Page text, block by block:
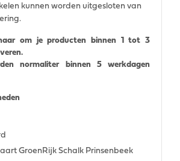
kunnen worden uitgesloten van
om je producten binnen 1 tot 3
normaliter binnen 5 werkdagen
GroenRijk Schalk Prinsenbeek